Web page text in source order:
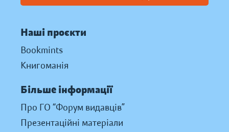
Наші проєкти
Bookmints
Книгоманія
Більше інформації
Про ГО “Форум видавців”
Презентаційні матеріали